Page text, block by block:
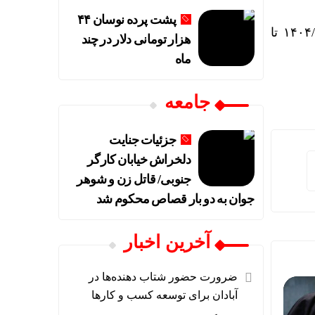
همچنین آزمون‌های برنامه ریزی شده دانشجویان دانشگاه صنعتی امیرکبیر در بازه ۱۴۰۴/۱۰/۲۸ تا
پشت پرده نوسان ۴۴
هزار تومانی دلار در چند
ماه
جامعه
جزئیات جنایت
دلخراش خیابان کارگر
جنوبی/ قاتل زن و شوهر
جوان به دو بار قصاص محکوم شد
آخرین اخبار
ضرورت حضور شتاب ‌دهنده‌ها در
آبادان برای توسعه کسب‌ و کارها